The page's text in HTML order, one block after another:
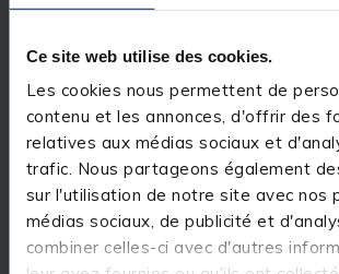
Ce site web utilise des cookies.
Les cookies nous permettent de
contenu et les annonces, d'offrir des
relatives aux médias sociaux et
trafic. Nous partageons également
sur l'utilisation de notre site avec nos
médias sociaux, de publicité et
combiner celles-ci avec d'autres
élastique pratique pour ranger des
à glissière doubles de haute qualité et
étanche assurent une grande durabilité.
d'une sangle de transport ainsi que de
un transport confortable.
Détails
Design camouflage sombre et élégant
Base étanche pour plus de robustesse
Entièrement rembourré pour protéger
Dimensions : 65x45x30 cm (55L)